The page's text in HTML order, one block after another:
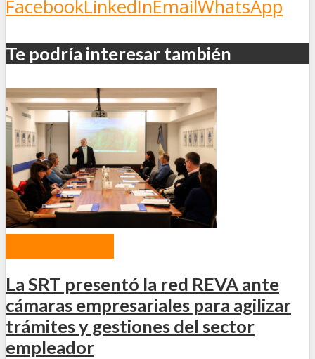
FacebookLinkedInEmailWhatsApp
Te podría interesar también
La SRT presentó la red REVA ante
cámaras empresariales para agilizar
trámites y gestiones del sector
empleador